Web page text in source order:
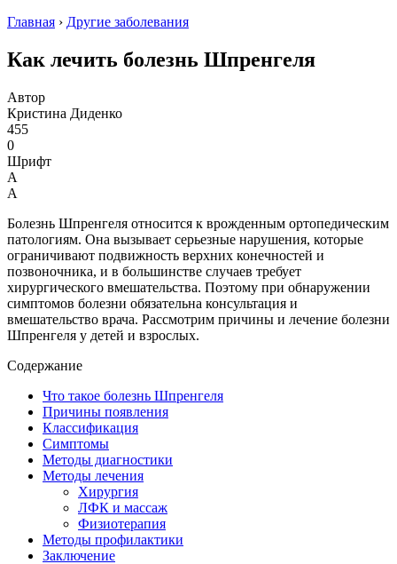
Главная › Другие заболевания
Как лечить болезнь Шпренгеля
Автор
Кристина Диденко
455
0
Шрифт
А
А
Болезнь Шпренгеля относится к врожденным ортопедическим
патологиям. Она вызывает серьезные нарушения, которые
ограничивают подвижность верхних конечностей и
позвоночника, и в большинстве случаев требует
хирургического вмешательства. Поэтому при обнаружении
симптомов болезни обязательна консультация и
вмешательство врача. Рассмотрим причины и лечение болезни
Шпренгеля у детей и взрослых.
Содержание
Что такое болезнь Шпренгеля
Причины появления
Классификация
Симптомы
Методы диагностики
Методы лечения
Хирургия
ЛФК и массаж
Физиотерапия
Методы профилактики
Заключение